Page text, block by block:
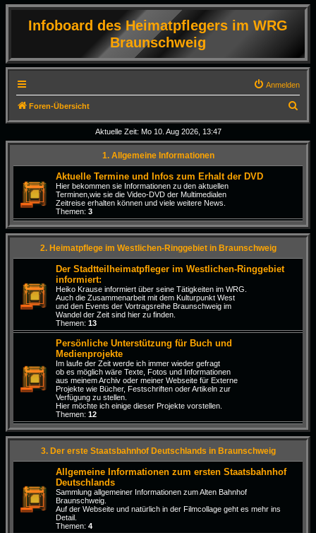
Infoboard des Heimatpflegers im WRG
Braunschweig
Anmelden
Foren-Übersicht
u
c
Aktuelle Zeit: Mo 10. Aug 2026, 13:47
1. Allgemeine Informationen
Aktuelle Termine und Infos zum Erhalt der DVD
Hier bekommen sie Informationen zu den aktuellen
Terminen,wie sie die Video-DVD der Multimedialen
Zeitreise erhalten können und viele weitere News.
Themen: 3
2. Heimatpflege im Westlichen-Ringgebiet in Braunschweig
Der Stadtteilheimatpfleger im Westlichen-Ringgebiet
informiert:
Heiko Krause informiert über seine Tätigkeiten im WRG.
Auch die Zusammenarbeit mit dem Kulturpunkt West
und den Events der Vortragsreihe Braunschweig im
Wandel der Zeit sind hier zu finden.
Themen: 13
Persönliche Unterstützung für Buch und
Medienprojekte
Im laufe der Zeit werde ich immer wieder gefragt
ob es möglich wäre Texte, Fotos und Informationen
aus meinem Archiv oder meiner Webseite für Externe
Projekte wie Bücher, Festschriften oder Artikeln zur
Verfügung zu stellen.
Hier möchte ich einige dieser Projekte vorstellen.
Themen: 12
3. Der erste Staatsbahnhof Deutschlands in Braunschweig
Allgemeine Informationen zum ersten Staatsbahnhof
Deutschlands
Sammlung allgemeiner Informationen zum Alten Bahnhof
Braunschweig.
Auf der Webseite und natürlich in der Filmcollage geht es mehr ins
Detail.
Themen: 4